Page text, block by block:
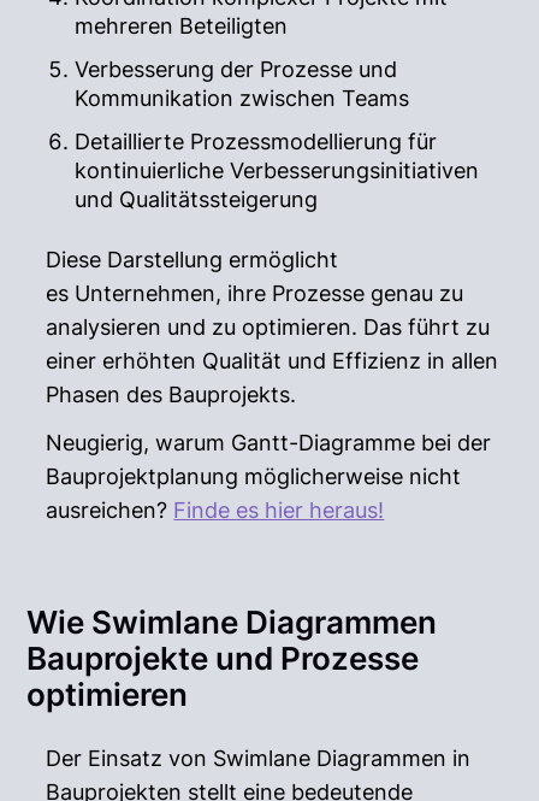
mehreren Beteiligten
Verbesserung der Prozesse und
Kommunikation zwischen Teams
Detaillierte Prozessmodellierung für
kontinuierliche Verbesserungsinitiativen
und Qualitätssteigerung
Diese Darstellung ermöglicht
es Unternehmen, ihre Prozesse genau zu
analysieren und zu optimieren. Das führt zu
einer erhöhten Qualität und Effizienz in allen
Phasen des Bauprojekts.
Neugierig, warum Gantt-Diagramme bei der
Bauprojektplanung möglicherweise nicht
ausreichen? Finde es hier heraus!
Wie Swimlane Diagrammen
Bauprojekte und Prozesse
optimieren
Der Einsatz von Swimlane Diagrammen in
Bauprojekten stellt eine bedeutende